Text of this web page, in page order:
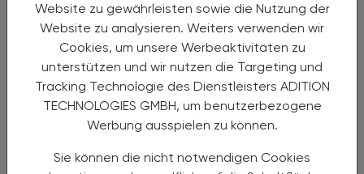
Website zu gewährleisten sowie die Nutzung der
Website zu analysieren. Weiters verwenden wir
Cookies, um unsere Werbeaktivitäten zu
unterstützen und wir nutzen die Targeting und
Tracking Technologie des Dienstleisters ADITION
TECHNOLOGIES GMBH, um benutzerbezogene
Werbung ausspielen zu können.
Sie können die nicht notwendigen Cookies
06.03.2025, 19.30 Uhr (Get-together ab 18.30